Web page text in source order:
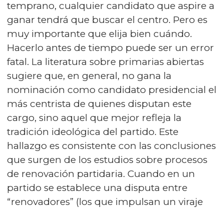
temprano, cualquier candidato que aspire a
ganar tendrá que buscar el centro. Pero es
muy importante que elija bien cuándo.
Hacerlo antes de tiempo puede ser un error
fatal. La literatura sobre primarias abiertas
sugiere que, en general, no gana la
nominación como candidato presidencial el
más centrista de quienes disputan este
cargo, sino aquel que mejor refleja la
tradición ideológica del partido. Este
hallazgo es consistente con las conclusiones
que surgen de los estudios sobre procesos
de renovación partidaria. Cuando en un
partido se establece una disputa entre
“renovadores” (los que impulsan un viraje